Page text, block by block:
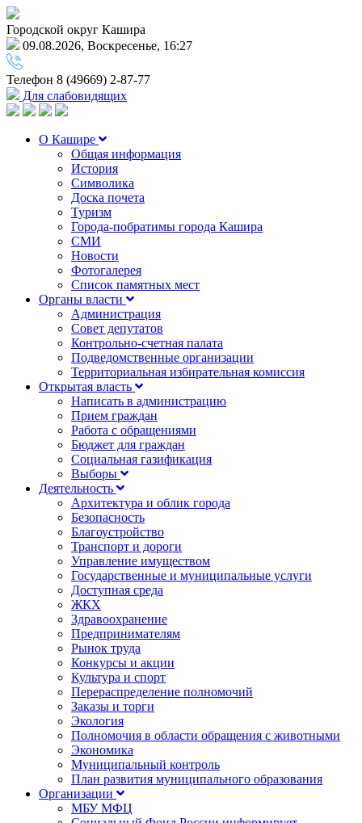
Городской округ Кашира
09.08.2026, Воскресенье, 16:27
Телефон 8 (49669) 2-87-77
Для слабовидящих
О Кашире
Общая информация
История
Символика
Доска почета
Туризм
Города-побратимы города Кашира
СМИ
Новости
Фотогалерея
Список памятных мест
Органы власти
Администрация
Совет депутатов
Контрольно-счетная палата
Подведомственные организации
Территориальная избирательная комиссия
Открытая власть
Написать в администрацию
Прием граждан
Работа с обращениями
Бюджет для граждан
Социальная газификация
Выборы
Деятельность
Архитектура и облик города
Безопасность
Благоустройство
Транспорт и дороги
Управление имуществом
Государственные и муниципальные услуги
Доступная среда
ЖКХ
Здравоохранение
Предпринимателям
Рынок труда
Конкурсы и акции
Культура и спорт
Перераспределение полномочий
Заказы и торги
Экология
Полномочия в области обращения с животными
Экономика
Муниципальный контроль
План развития муниципального образования
Организации
МБУ МФЦ